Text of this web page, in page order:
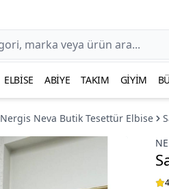
ELBISE ABIYE TAKIM GIYIM
Nergis Neva Butik Tesettür Elbise